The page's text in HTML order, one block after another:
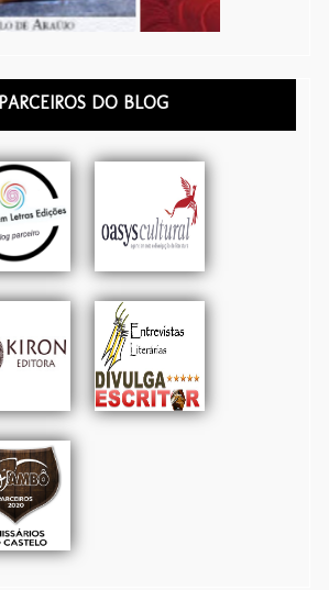
PARCEIROS DO BLOG